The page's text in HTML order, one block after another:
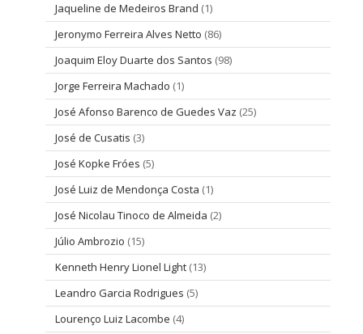
Jaqueline de Medeiros Brand (1)
Jeronymo Ferreira Alves Netto (86)
Joaquim Eloy Duarte dos Santos (98)
Jorge Ferreira Machado (1)
José Afonso Barenco de Guedes Vaz (25)
José de Cusatis (3)
José Kopke Fróes (5)
José Luiz de Mendonça Costa (1)
José Nicolau Tinoco de Almeida (2)
Júlio Ambrozio (15)
Kenneth Henry Lionel Light (13)
Leandro Garcia Rodrigues (5)
Lourenço Luiz Lacombe (4)